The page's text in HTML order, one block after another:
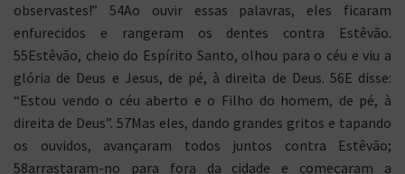
observastes!” 54Ao ouvir essas palavras, eles ficaram
enfurecidos e rangeram os dentes contra Estêvão.
55Estêvão, cheio do Espírito Santo, olhou para o céu e viu a
glória de Deus e Jesus, de pé, à direita de Deus. 56E disse:
“Estou vendo o céu aberto e o Filho do homem, de pé, à
direita de Deus”. 57Mas eles, dando grandes gritos e tapando
os ouvidos, avançaram todos juntos contra Estêvão;
58arrastaram-no para fora da cidade e começaram a